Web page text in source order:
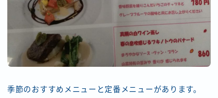
季節のおすすめメニューと定番メニューがあります。